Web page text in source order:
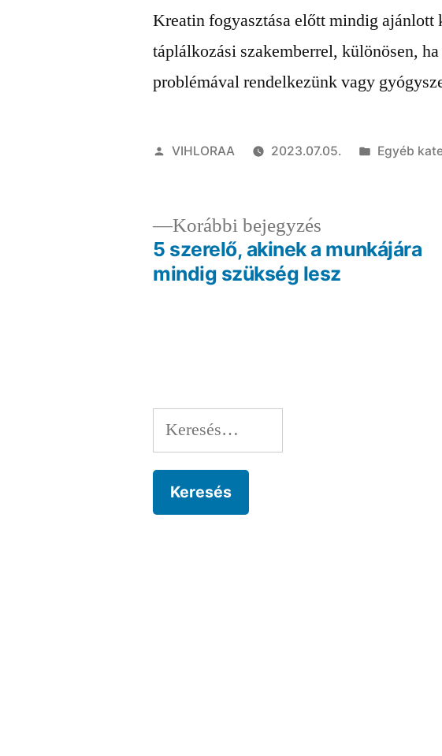
Kreatin fogyasztása előtt mindig
táplálkozási szakemberrel, különösen,
problémával rendelkezünk vagy
Szerző:
VIHLORAA 2023.07.05. Kategória:
Egyéb
Bejegyzés
Korábbi bejegyzés
bejegyzés:
5 szerelő, akinek a munkájára
mindig szükség lesz
Keresés: